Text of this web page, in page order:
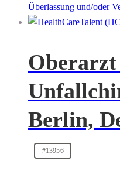
Überlassung und/oder
Berlin,
#13956